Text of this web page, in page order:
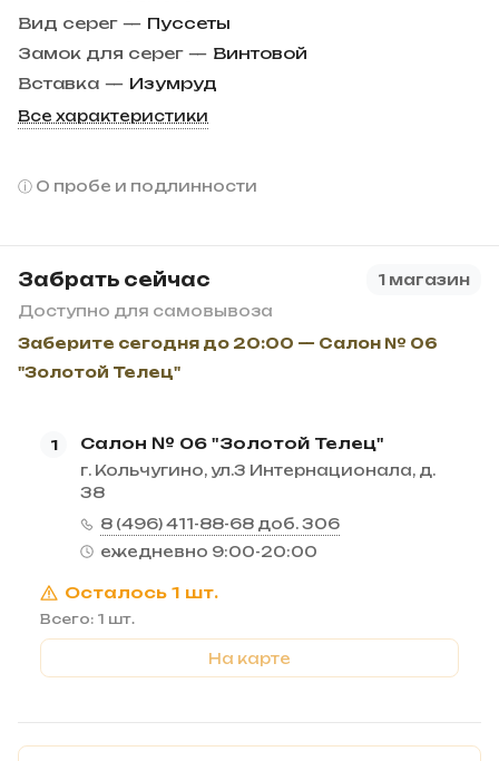
Вид серег — Пуссеты
Замок для серег — Винтовой
Вставка — Изумруд
Все характеристики
О пробе и подлинности
Забрать сейчас
1 магазин
Доступно для самовывоза
Заберите сегодня до 20:00 — Салон № 06
"Золотой Телец"
1 Салон № 06 "Золотой Телец"
г. Кольчугино, ул.3 Интернационала, д.
38
8 (496) 411-88-68 доб. 306
ежедневно 9:00-20:00
Осталось 1 шт.
Всего: 1 шт.
На карте